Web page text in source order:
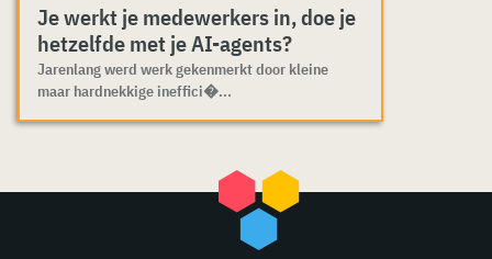
Je werkt je medewerkers in, doe je
hetzelfde met je AI-agents?
Jarenlang werd werk gekenmerkt door kleine
maar hardnekkige ineffici�...